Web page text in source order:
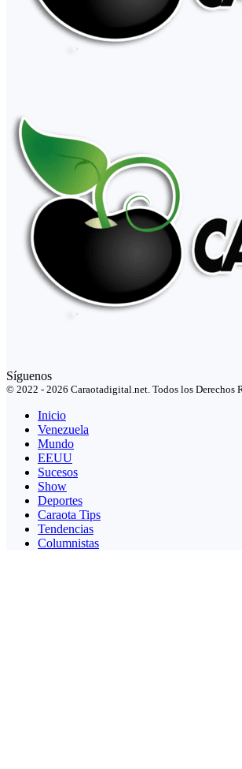
Síguenos
© 2022 - 2026 Caraotadigital.net. Todos los Derechos
Inicio
Venezuela
Mundo
EEUU
Sucesos
Show
Deportes
Caraota Tips
Tendencias
Columnistas